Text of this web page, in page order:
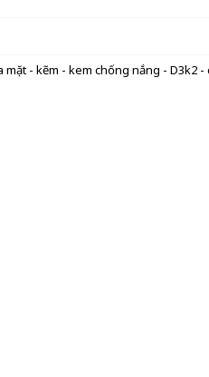
- kẽm - kem chống nắng - D3k2 -